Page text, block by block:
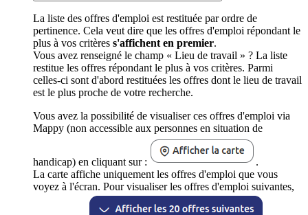
La liste des offres d'emploi est restituée par ordre de
pertinence. Cela veut dire que les offres d'emploi répondant le
plus à vos critères s'affichent en premier.
Vous avez renseigné le champ « Lieu de travail » ? La liste
restitue les offres répondant le plus à vos critères. Parmi
celles-ci sont d'abord restituées les offres dont le lieu de travail
est le plus proche de votre recherche.
Vous avez la possibilité de visualiser ces offres d'emploi via
Mappy (non accessible aux personnes en situation de
handicap) en cliquant sur :
.
La carte affiche uniquement les offres d'emploi que vous
voyez à l'écran. Pour visualiser les offres d'emploi suivantes,